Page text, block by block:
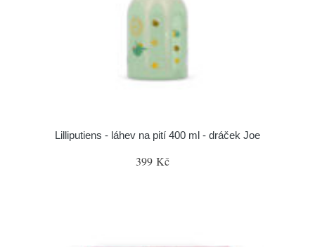
Lilliputiens - láhev na pití 400 ml - dráček Joe
399 Kč